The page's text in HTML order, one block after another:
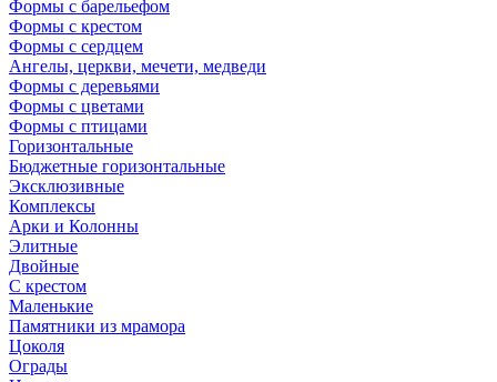
Формы с барельефом
Формы с крестом
Формы с сердцем
Ангелы, церкви, мечети, медведи
Формы с деревьями
Формы с цветами
Формы с птицами
Горизонтальные
Бюджетные горизонтальные
Эксклюзивные
Комплексы
Арки и Колонны
Элитные
Двойные
С крестом
Маленькие
Памятники из мрамора
Цоколя
Ограды